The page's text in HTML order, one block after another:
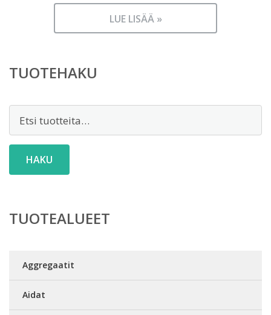
LUE LISÄÄ »
TUOTEHAKU
HAKU
TUOTEALUEET
Aggregaatit
Aidat